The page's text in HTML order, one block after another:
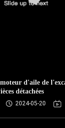
moteur d'aile de
détachées
2024-05-20